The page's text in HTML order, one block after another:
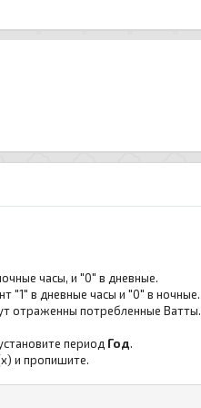
часы, и "0" в дневные.
"1" в дневные часы и "0" в ночные.
отраженны потребленные Ватты.
период Год.
и пропишите.